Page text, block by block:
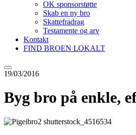
OK sponsorstøtte
Skab en ny bro
Skattefradrag
Testamente og arv
Kontakt
FIND BROEN LOKALT
19/03/2016
Byg bro på enkle,